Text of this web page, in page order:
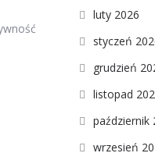
luty 2026
styczeń
grudzień
listopad
październik
wrzesień